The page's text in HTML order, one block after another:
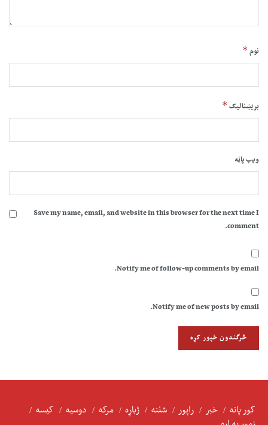
نوم*
بریښنالیک*
ویب پاڼه
Save my name, email, and website in this browser for the next time I
comment.
Notify me of follow-up comments by email.
Notify me of new posts by email.
کور پانه خبر راپور شننه ژباړه مرکه دوسیه
کیسه